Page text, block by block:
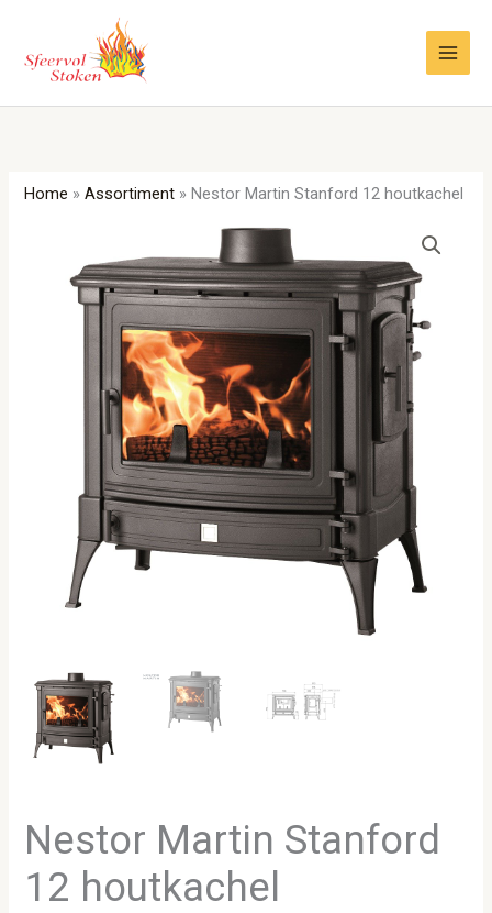
inhoud
Home »Assortiment » Nestor Martin Stanford 12 houtkachel
Nestor Martin Stanford
12 houtkachel